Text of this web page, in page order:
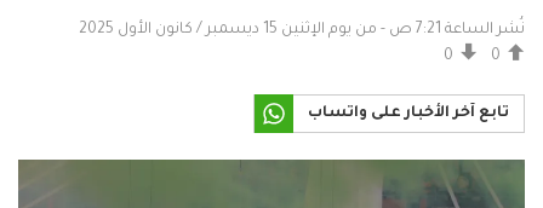
نُشر الساعة 7:21 ص - من يوم الإثنين 15 ديسمبر / كانون الأول 2025
0
0
تابع آخر الأخبار على واتساب